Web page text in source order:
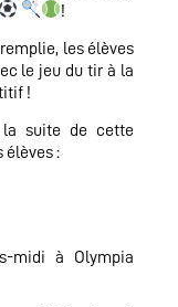
!
les élèves
le jeu du tir à la
!
la suite de cette
élèves :
midi à Olympia